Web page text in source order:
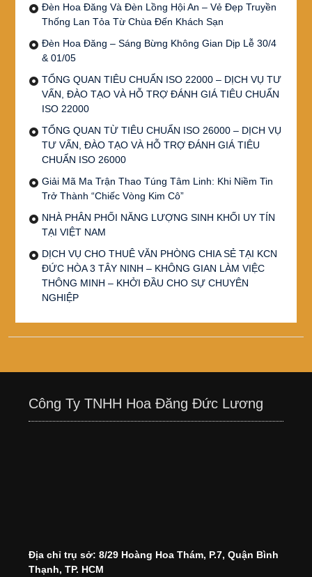
Đèn Hoa Đăng Và Đèn Lồng Hội An – Vẻ Đẹp Truyền
Thống Lan Tỏa Từ Chùa Đến Khách Sạn
Đèn Hoa Đăng – Sáng Bừng Không Gian Dịp Lễ 30/4
& 01/05
TỔNG QUAN TIÊU CHUẨN ISO 22000 – DỊCH VỤ TƯ
VẤN, ĐÀO TẠO VÀ HỖ TRỢ ĐÁNH GIÁ TIÊU CHUẨN
ISO 22000
TỔNG QUAN TỪ TIÊU CHUẨN ISO 26000 – DỊCH VỤ
TƯ VẤN, ĐÀO TẠO VÀ HỖ TRỢ ĐÁNH GIÁ TIÊU
CHUẨN ISO 26000
Giải Mã Ma Trận Thao Túng Tâm Linh: Khi Niềm Tin
Trở Thành “Chiếc Vòng Kim Cô”
NHÀ PHÂN PHỐI NĂNG LƯỢNG SINH KHỐI UY TÍN
TẠI VIỆT NAM
DỊCH VỤ CHO THUÊ VĂN PHÒNG CHIA SẺ TẠI KCN
ĐỨC HÒA 3 TÂY NINH – KHÔNG GIAN LÀM VIỆC
THÔNG MINH – KHỞI ĐẦU CHO SỰ CHUYÊN
NGHIỆP
Công Ty TNHH Hoa Đăng Đức Lương
Địa chỉ trụ sở: 8/29 Hoàng Hoa Thám, P.7, Quận Bình
Thạnh, TP. HCM